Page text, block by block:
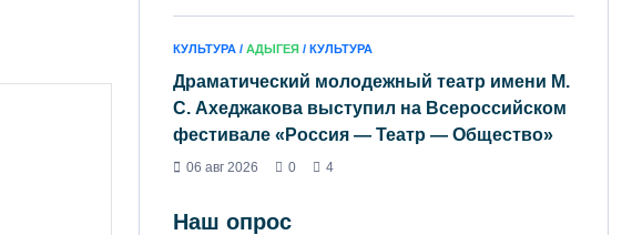
КУЛЬТУРА / АДЫГЕЯ / КУЛЬТУРА
Драматический молодежный театр имени М.
С. Ахеджакова выступил на Всероссийском
фестивале «Россия — Театр — Общество»
06 авг 2026 0 4
Наш опрос